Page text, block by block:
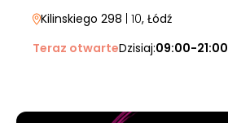
Kilinskiego 298 | 10, Łódź
Teraz otwarteDzisiaj:09:00-21:00